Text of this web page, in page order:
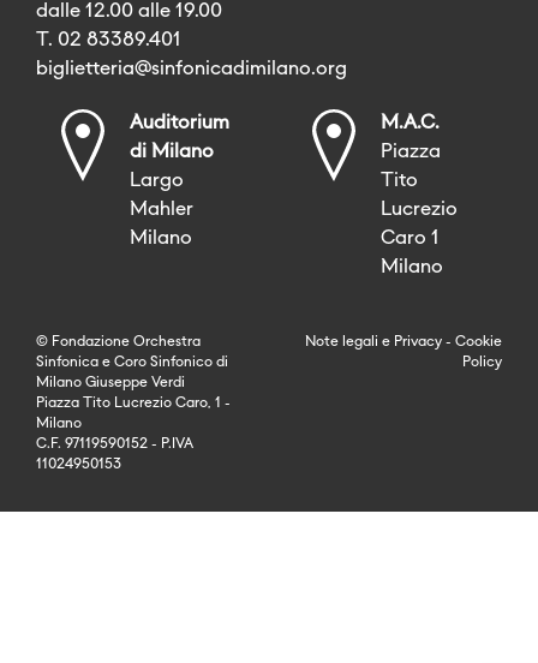
dalle 12.00 alle 19.00
T. 02 83389.401
biglietteria@sinfonicadimilano.org
Auditorium
di Milano
Largo
Mahler
Milano
M.A.C.
Piazza
Tito
Lucrezio
Caro 1
Milano
© Fondazione Orchestra
Sinfonica e Coro Sinfonico di
Milano Giuseppe Verdi
Piazza Tito Lucrezio Caro, 1 -
Milano
C.F. 97119590152 - P.IVA
11024950153
Note legali e Privacy - Cookie
Policy